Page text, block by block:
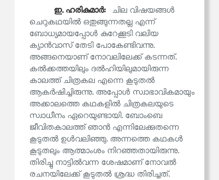
ഇ. ഹരികുമാര്‍:
ചില വിഷയങ്ങൾ
ചെറുകഥയിൽ ഒതുങ്ങുന്നതല്ല എന്ന്
ബോധ്യമായപ്പോൾ കുറേക്കൂടി വലിയ
ക്യാൻവാസ് തേടി പോകേണ്ടിവന്നു.
അങ്ങനെയാണ് നോവലിലേക്ക് കടന്നത്.
കൽക്കത്തയിലും ദൽഹിയിലുമായിരുന്ന
കാലത്ത് ചിത്രകല എന്നെ കൂടുതൽ
ആകർഷിച്ചിരുന്നു. അപ്പോൾ സ്വാഭാവികമായും
അക്കാലത്തെ കഥകളിൽ ചിത്രകലയുടെ
സ്വാധീനം ഏറെയുണ്ടായി. ബോംബെ
ജീവിതകാലത്ത് ഞാൻ എന്നിലേക്കുതന്നെ
കൂടുതൽ ഉൾവലിഞ്ഞു. അന്നത്തെ കഥകൾ
കൂടുതലും ആത്മാംശം നിറഞ്ഞതായിരുന്നു.
തിരിച്ചു നാട്ടിൽവന്ന ശേഷമാണ് നോവൽ
രചനയിലേക്ക് കൂടുതൽ ശ്രദ്ധ തിരിച്ചത്.